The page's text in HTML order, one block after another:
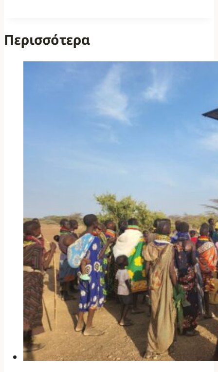
Περισσότερα